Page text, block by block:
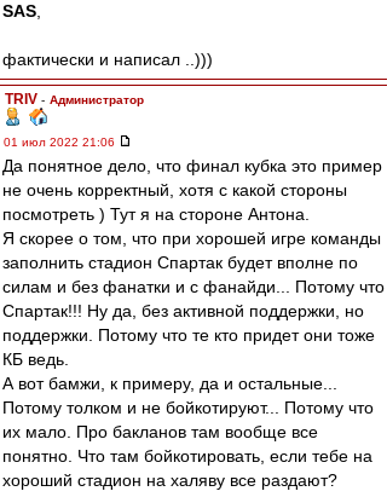
SAS
фактически и написал ..)))
TRIV - Администратор
01 июл 2022 21:06
Да понятное дело, что финал кубка это пример
не очень корректный, хотя с какой стороны
посмотреть ) Тут я на стороне Антона.
Я скорее о том, что при хорошей игре команды
заполнить стадион Спартак будет вполне по
силам и без фанатки и с фанайди... Потому что
Спартак!!! Ну да, без активной поддержки, но
поддержки. Потому что те кто придет они тоже
КБ ведь.
А вот бамжи, к примеру, да и остальные...
Потому толком и не бойкотируют... Потому что
их мало. Про бакланов там вообще все
понятно. Что там бойкотировать, если тебе на
хороший стадион на халяву все раздают?